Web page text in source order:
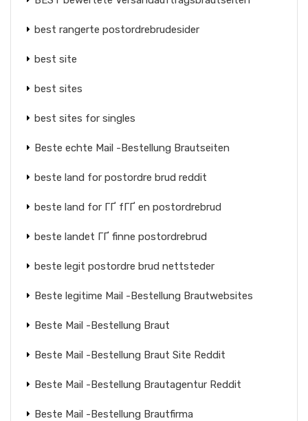
best rangerte postordrebrudesider
best site
best sites
best sites for singles
Beste echte Mail -Bestellung Brautseiten
beste land for postordre brud reddit
beste land for ГҐ fГҐ en postordrebrud
beste landet ГҐ finne postordrebrud
beste legit postordre brud nettsteder
Beste legitime Mail -Bestellung Brautwebsites
Beste Mail -Bestellung Braut
Beste Mail -Bestellung Braut Site Reddit
Beste Mail -Bestellung Brautagentur Reddit
Beste Mail -Bestellung Brautfirma